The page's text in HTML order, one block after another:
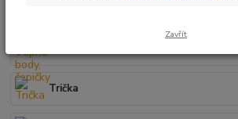
Trička
Zavřít